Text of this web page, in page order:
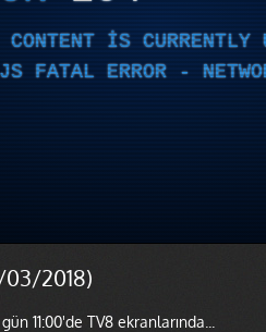
IS CURRENTLY
FATAL ERROR -
2018)
11:00'de TV8 ekranlarında...